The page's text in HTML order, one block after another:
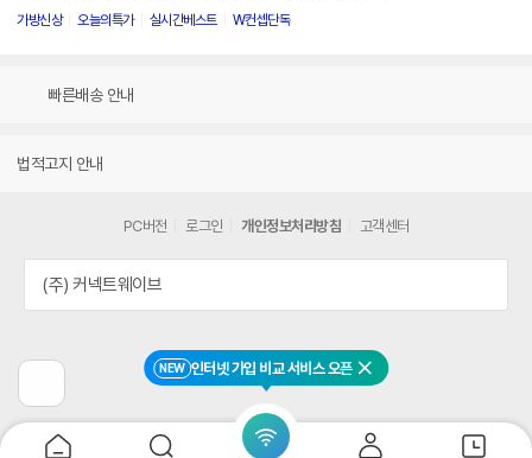
NEW 인터넷 가입 비교 서비스 오픈 닫기
가방신상 오늘의특가 실시간베스트 W컨셉단독
빠른배송 안내
법적고지 안내
전
페
이
PC버전 로그인 개인정보처리방침 고객센터
(주) 커넥트웨이브